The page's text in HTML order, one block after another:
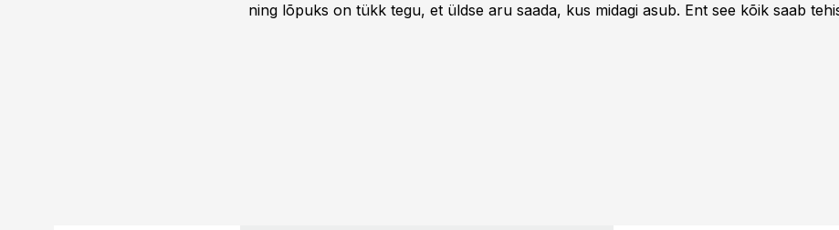
ning lõpuks on tükk tegu, et üldse aru saada, kus midagi asub. Ent see kõik saab